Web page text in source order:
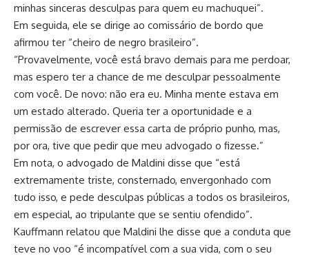
minhas sinceras desculpas para quem eu machuquei”.
Em seguida, ele se dirige ao comissário de bordo que
afirmou ter “cheiro de negro brasileiro”.
“Provavelmente, você está bravo demais para me perdoar,
mas espero ter a chance de me desculpar pessoalmente
com você. De novo: não era eu. Minha mente estava em
um estado alterado. Queria ter a oportunidade e a
permissão de escrever essa carta de próprio punho, mas,
por ora, tive que pedir que meu advogado o fizesse.”
Em nota, o advogado de Maldini disse que “está
extremamente triste, consternado, envergonhado com
tudo isso, e pede desculpas públicas a todos os brasileiros,
em especial, ao tripulante que se sentiu ofendido”.
Kauffmann relatou que Maldini lhe disse que a conduta que
teve no voo “é incompatível com a sua vida, com o seu